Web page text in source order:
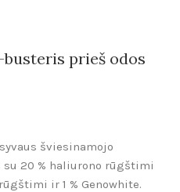
prieš odos
šviesinamojo
20 % haliurono rūgštimi
ir 1 % Genowhite.